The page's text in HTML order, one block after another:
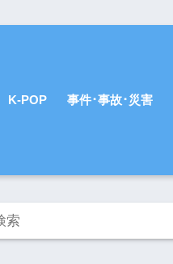
K-POP 事件･事故･災害